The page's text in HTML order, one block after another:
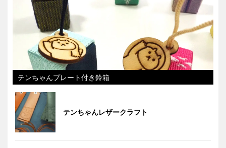
テンちゃんプレート付き鈴箱
テンちゃんレザークラフト